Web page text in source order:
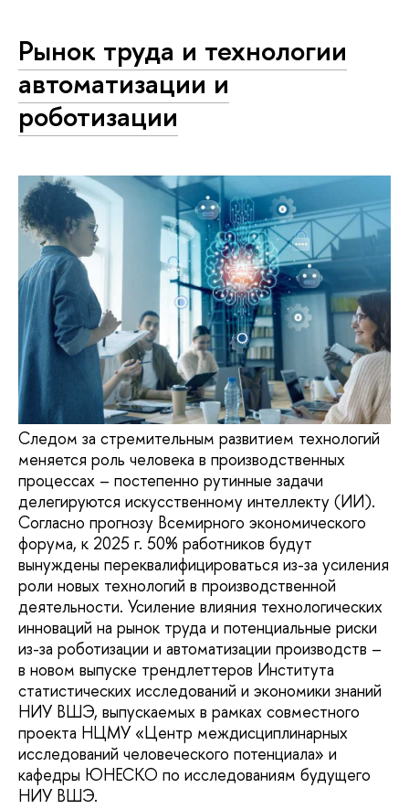
Рынок труда и технологии
автоматизации и
роботизации
Следом за стремительным развитием технологий
меняется роль человека в производственных
процессах – постепенно рутинные задачи
делегируются искусственному интеллекту (ИИ).
Cогласно прогнозу Всемирного экономического
форума, к 2025 г. 50% работников будут
вынуждены переквалифицироваться из-за усиления
роли новых технологий в производственной
деятельности. Усиление влияния технологических
инноваций на рынок труда и потенциальные риски
из-за роботизации и автоматизации производств –
в новом выпуске трендлеттеров Института
статистических исследований и экономики знаний
НИУ ВШЭ, выпускаемых в рамках совместного
проекта НЦМУ «Центр междисциплинарных
исследований человеческого потенциала» и
кафедры ЮНЕСКО по исследованиям будущего
НИУ ВШЭ.